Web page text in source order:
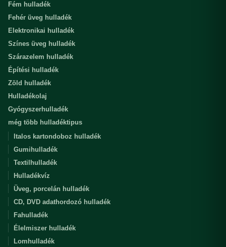
Fém hulladék
Fehér üveg hulladék
Elektronikai hulladék
Színes üveg hulladék
Szárazelem hulladék
Építési hulladék
Zöld hulladék
Hulladékolaj
Gyógyszerhulladék
még több hulladéktipus
Italos kartondoboz hulladék
Gumihulladék
Textilhulladék
Hulladékvíz
Üveg, porcelán hulladék
CD, DVD adathordozó hulladék
Fahulladék
Élelmiszer hulladék
Lomhulladék